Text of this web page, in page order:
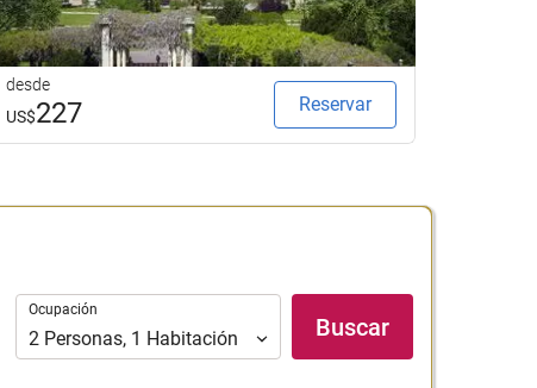
desde
US$227 Reservar
Ocupación
Ocupación
2 Personas, 1 Habitación Buscar